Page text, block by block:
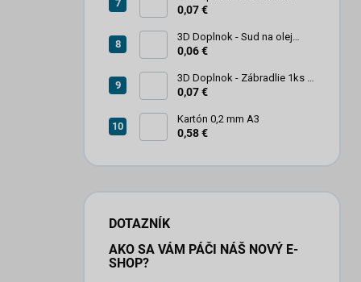
zábrana 1ks
0,07 €
3D Doplnok - Sud na olej
kovový 250L - 1ks
0,06 €
3D Doplnok - Zábradlie 1ks +
stojan 2ks
0,07 €
Kartón 0,2 mm A3
0,58 €
DOTAZNÍK
AKO SA VÁM PÁČI NÁŠ NOVÝ E-
SHOP?